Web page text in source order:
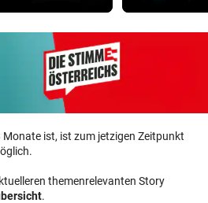
Monate ist, ist zum jetzigen Zeitpunkt
themenrelevanten Story
.